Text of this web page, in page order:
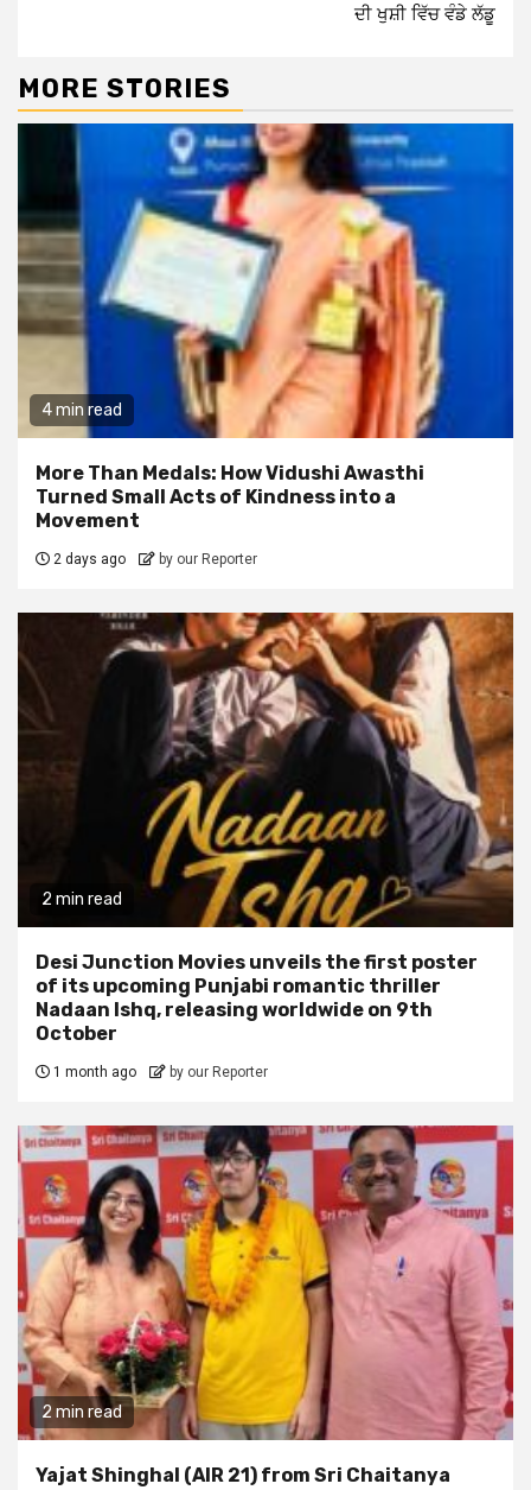
ਦੀ ਖੁਸ਼ੀ ਵਿੱਚ ਵੰਡੇ ਲੱਡੂ
MORE STORIES
4 min read
More Than Medals: How Vidushi Awasthi
Turned Small Acts of Kindness into a
Movement
2 days ago by our Reporter
2 min read
Desi Junction Movies unveils the first poster
of its upcoming Punjabi romantic thriller
Nadaan Ishq, releasing worldwide on 9th
October
1 month ago by our Reporter
2 min read
Yajat Shinghal (AIR 21) from Sri Chaitanya